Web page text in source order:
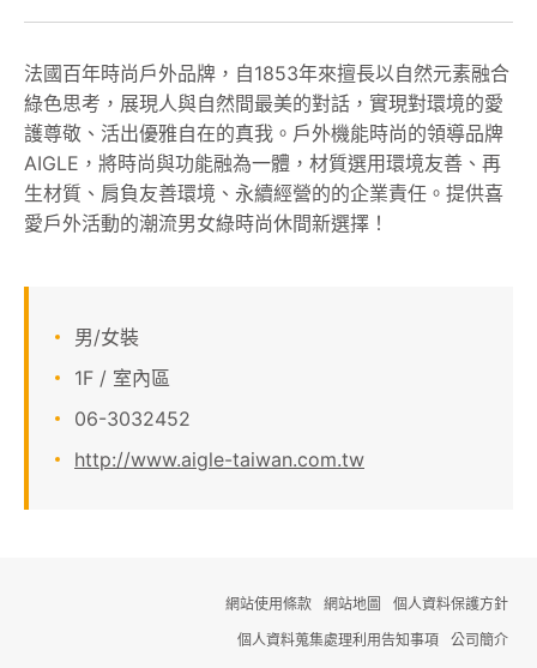
顧客服務
關於我們
法國百年時尚戶外品牌，自1853年來擅長以自然元素融合
綠色思考，展現人與自然間最美的對話，實現對環境的愛
護尊敬、活出優雅自在的真我。戶外機能時尚的領導品牌
AIGLE，將時尚與功能融為一體，材質選用環境友善、再
生材質、肩負友善環境、永續經營的的企業責任。提供喜
愛戶外活動的潮流男女綠時尚休間新選擇！
男/女裝
1F / 室內區
06-3032452
http://www.aigle-taiwan.com.tw
網站使用條款 網站地圖
個人資料保護方針
個人資料蒐集處理利用告知事項
公司簡介